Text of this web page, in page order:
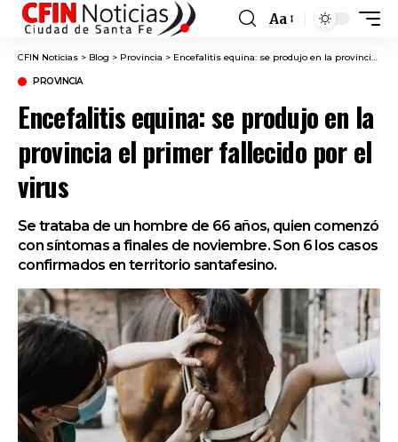
Font
Resizer
Aa
CFIN Noticias > Blog > Provincia > Encefalitis equina: se produjo en la provincia el primer fallecido por el virus
PROVINCIA
Encefalitis equina: se produjo en la
provincia el primer fallecido por el
virus
Se trataba de un hombre de 66 años, quien comenzó
con síntomas a finales de noviembre. Son 6 los casos
confirmados en territorio santafesino.